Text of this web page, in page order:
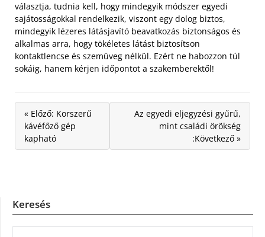
választja, tudnia kell, hogy mindegyik módszer egyedi
sajátosságokkal rendelkezik, viszont egy dolog biztos,
mindegyik lézeres látásjavító beavatkozás biztonságos és
alkalmas arra, hogy tökéletes látást biztosítson
kontaktlencse és szemüveg nélkül. Ezért ne habozzon túl
sokáig, hanem kérjen időpontot a szakemberektől!
« Előző: Korszerű
kávéfőző gép
kapható
Az egyedi eljegyzési gyűrű,
mint családi örökség
:Következő »
Keresés